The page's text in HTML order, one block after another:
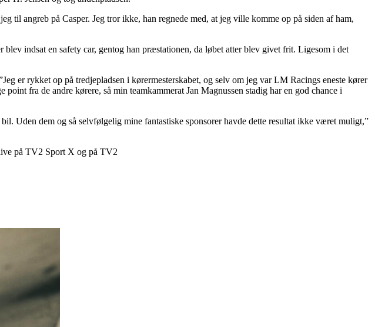
til angreb på Casper. Jeg tror ikke, han regnede med, at jeg ville komme op på siden af ham,
indsat en safety car, gentog han præstationen, da løbet atter blev givet frit. Ligesom i det
er rykket op på tredjepladsen i kørermesterskabet, og selv om jeg var LM Racings eneste kører
fra de andre kørere, så min teamkammerat Jan Magnussen stadig har en god chance i
Uden dem og så selvfølgelig mine fantastiske sponsorer havde dette resultat ikke været muligt,”
på TV2 Sport X og på TV2